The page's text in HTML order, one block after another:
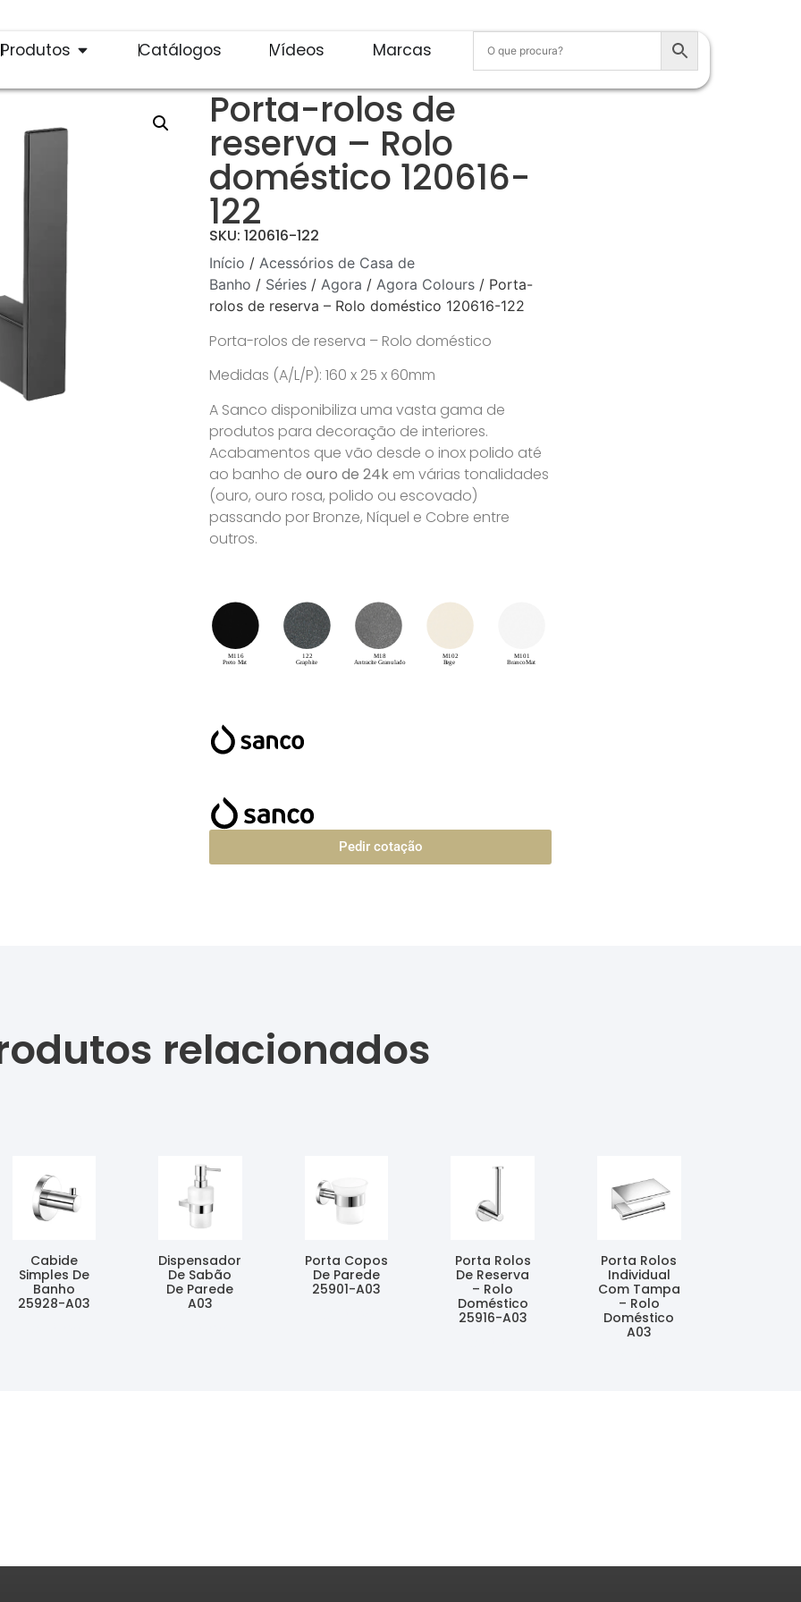
Produtos Catálogos Vídeos Marcas
Porta-rolos de
reserva – Rolo
doméstico 120616-
122
SKU: 120616-122
Início / Acessórios de Casa de
Banho / Séries/ Agora / Agora Colours/ Porta-
rolos de reserva – Rolo doméstico 120616-122
Porta-rolos de reserva – Rolo doméstico
Medidas (A/L/P): 160 x 25 x 60mm
A Sanco disponibiliza uma vasta gama de
produtos para decoração de interiores.
Acabamentos que vão desde o inox polido até
ao banho de ouro de 24kem várias tonalidades
(ouro, ouro rosa, polido ou escovado)
passando por Bronze, Níquel e Cobre entre
outros.
Pedir cotação
relacionados
Cabide
Simples De
Banho
25928-A03
Dispensador
De Sabão
De Parede
A03
Porta Copos
De Parede
25901-A03
Porta Rolos
De Reserva
– Rolo
Doméstico
25916-A03
Porta Rolos
Individual
Com Tampa
– Rolo
Doméstico
A03